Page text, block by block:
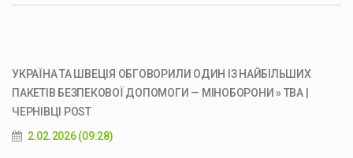
УКРАЇНА ТА ШВЕЦІЯ ОБГОВОРИЛИ ОДИН ІЗ НАЙБІЛЬШИХ
ПАКЕТІВ БЕЗПЕКОВОЇ ДОПОМОГИ — МІНОБОРОНИ » ТВА |
ЧЕРНІВЦІ POST
2.02.2026 (09:28)